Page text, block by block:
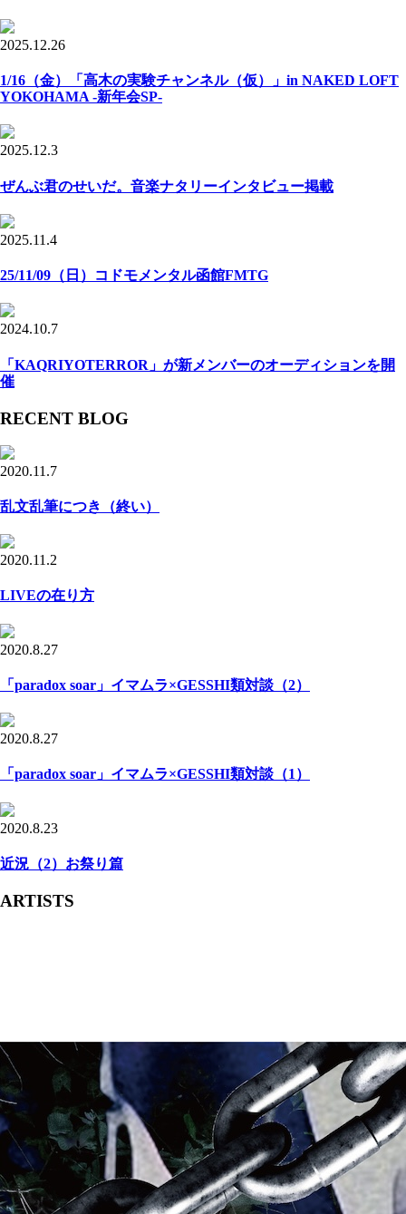
2025.12.26
1/16（金）「高木の実験チャンネル（仮）」in NAKED LOFT
YOKOHAMA -新年会SP-
2025.12.3
ぜんぶ君のせいだ。音楽ナタリーインタビュー掲載
2025.11.4
25/11/09（日）コドモメンタル函館FMTG
2024.10.7
「KAQRIYOTERROR」が新メンバーのオーディションを開
催
RECENT BLOG
2020.11.7
乱文乱筆につき（終い）
2020.11.2
LIVEの在り方
2020.8.27
「paradox soar」イマムラ×GESSHI類対談（2）
2020.8.27
「paradox soar」イマムラ×GESSHI類対談（1）
2020.8.23
近況（2）お祭り篇
ARTISTS